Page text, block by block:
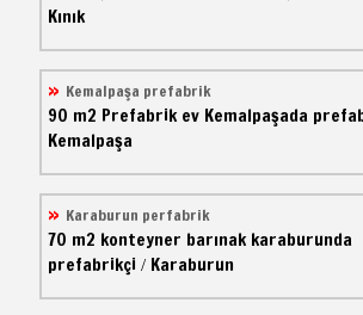
Kınık
Kemalpaşa prefabrik
90 m2 Prefabrik ev Kemalpaşada
Kemalpaşa
Karaburun perfabrik
70 m2 konteyner barınak karaburunda
prefabrikçi / Karaburun